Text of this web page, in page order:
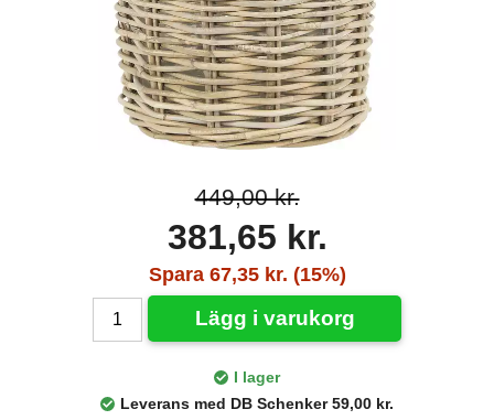
449,00 kr.
381,65 kr.
Spara 67,35 kr. (15%)
Lägg i varukorg
I lager
Leverans med DB Schenker 59,00 kr.